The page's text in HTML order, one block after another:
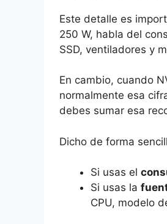
Este detalle es
250 W, habla del
SSD, ventiladores y
En cambio, cuando
normalmente esa
debes sumar esa
Dicho de forma
Si usas el
Si usas la
CPU, modelo